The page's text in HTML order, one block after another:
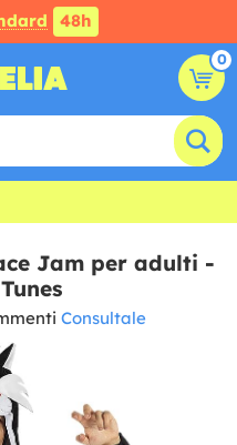
48h
0
Jam per adulti -
Consultale